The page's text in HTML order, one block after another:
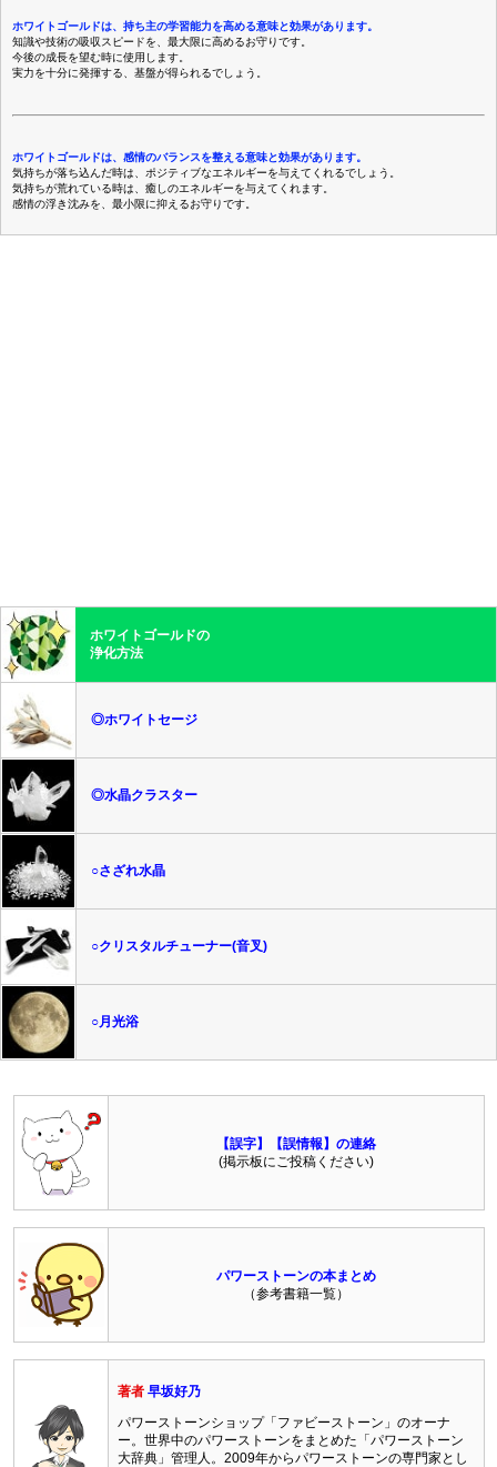
ホワイトゴールドは、持ち主の学習能力を高める意味と効果があります。
知識や技術の吸収スピードを、最大限に高めるお守りです。
今後の成長を望む時に使用します。
実力を十分に発揮する、基盤が得られるでしょう。
ホワイトゴールドは、感情のバランスを整える意味と効果があります。
気持ちが落ち込んだ時は、ポジティブなエネルギーを与えてくれるでしょう。
気持ちが荒れている時は、癒しのエネルギーを与えてくれます。
感情の浮き沈みを、最小限に抑えるお守りです。
ホワイトゴールドの
浄化方法
◎ホワイトセージ
◎水晶クラスター
○さざれ水晶
○クリスタルチューナー(音叉)
○月光浴
【誤字】【誤情報】の連絡
(掲示板にご投稿ください)
パワーストーンの本まとめ
（参考書籍一覧）
著者 早坂好乃
パワーストーンショップ「ファビーストーン」のオーナ
ー。世界中のパワーストーンをまとめた「パワーストーン
大辞典」管理人。2009年からパワーストーンの専門家とし